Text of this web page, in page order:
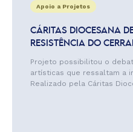
Apoio a Projetos
CÁRITAS DIOCESANA
RESISTÊNCIA DO
Projeto possibilitou o
artísticas que ressaltam a
Realizado pela Cáritas